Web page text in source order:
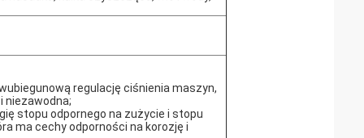
regulację ciśnienia maszyn,
niezawodna;
stopu odpornego na zużycie i stopu
ma cechy odporności na korozję i